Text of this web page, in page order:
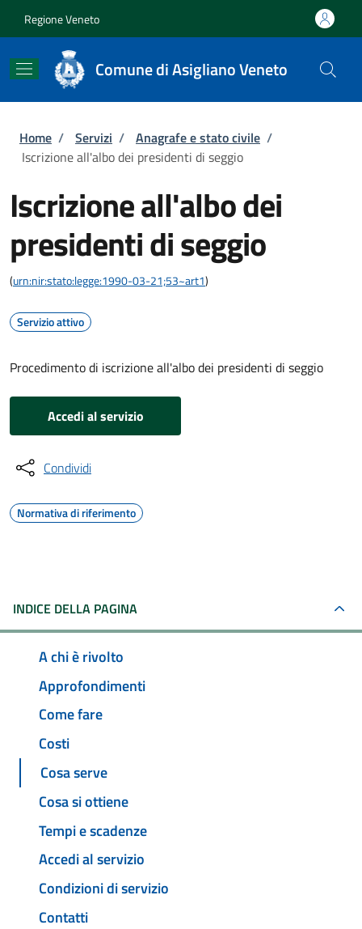
Regione Veneto
Comune di Asigliano Veneto
Briciole di pane
Home / Servizi / Anagrafe e stato civile /
Iscrizione all'albo dei presidenti di seggio
Iscrizione all'albo dei
presidenti di seggio
(urn:nir:stato:legge:1990-03-21;53~art1)
Servizio attivo
Procedimento di iscrizione all'albo dei presidenti di seggio
Accedi al servizio
Condividi
Normativa di riferimento
INDICE DELLA PAGINA
A chi è rivolto
Approfondimenti
Come fare
Costi
Cosa serve
Cosa si ottiene
Tempi e scadenze
Accedi al servizio
Condizioni di servizio
Contatti